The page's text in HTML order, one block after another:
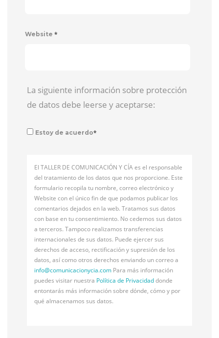
Website *
La siguiente información sobre protección
de datos debe leerse y aceptarse:
Estoy de acuerdo*
El TALLER DE COMUNICACIÓN Y CÍA es el responsable
del tratamiento de los datos que nos proporcione. Este
formulario recopila tu nombre, correo electrónico y
Website con el único fin de que podamos publicar los
comentarios dejados en la web. Tratamos sus datos
con base en tu consentimiento. No cedemos sus datos
a terceros. Tampoco realizamos transferencias
internacionales de sus datos. Puede ejercer sus
derechos de acceso, rectificación y supresión de los
datos, así como otros derechos enviando un correo a
info@comunicacionycia.com Para más información
puedes visitar nuestra Política de Privacidaddonde
entontarás más información sobre dónde, cómo y por
qué almacenamos sus datos.